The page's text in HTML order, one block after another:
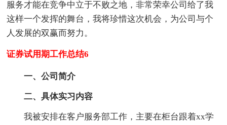
服务才能在竞争中立于不败之地，非常荣幸公司给了我
这样一个发挥的舞台，我将珍惜这次机会，为公司与个
人发展的双赢而努力。
证券试用期工作总结6
一、公司简介
二、具体实习内容
我被安排在客户服务部工作，主要在柜台跟着xx学